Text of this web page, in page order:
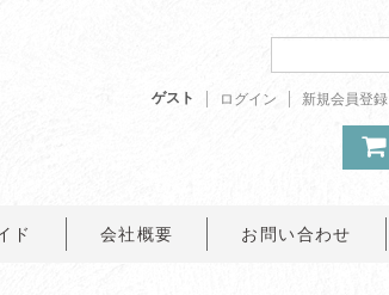
ゲスト ログイン 新規会員登録
ド 会社概要 お問い合わせ